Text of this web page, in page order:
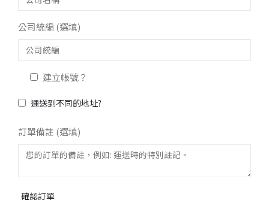
公司統編 (選填)
建立帳號？
運送到不同的地址?
訂單備註 (選填)
確認訂單